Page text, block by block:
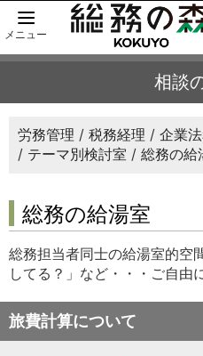
メニュー
相談
労務管理 税務経理 企業
テーマ別検討室
総務の給
総務の給湯室
総務担当者同士の給湯室的空
してる？」など・・・ご自由
旅費計算について